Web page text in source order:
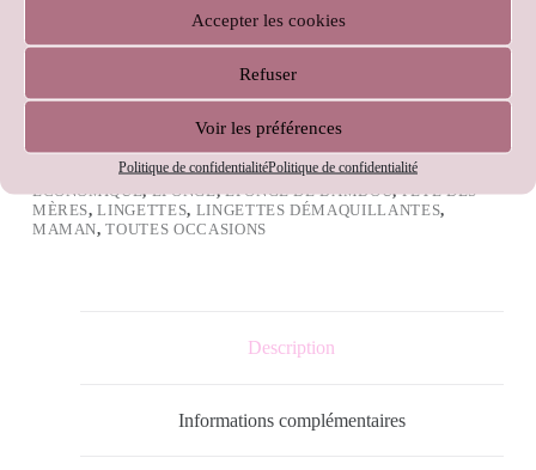
Accepter les cookies
Refuser
Voir les préférences
Politique de confidentialitéPolitique de confidentialité
ÉTIQUETTES :BAMBOU,BIEN ÊTRE,CADEAU,COTON,
DÉMAQUILLANTES,ÉCO-RESPONSABLE,ÉCOLOGIQUE
ÉCONOMIQUE,ÉPONGE,ÉPONGE DE BAMBOU,FÊTE DES
MÈRES,LINGETTES, LINGETTES DÉMAQUILLANTES,
MAMAN,TOUTES OCCASIONS
Description
Informations complémentaires